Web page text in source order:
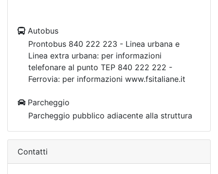
Autobus
Prontobus 840 222 223 - Linea urbana e
Linea extra urbana: per informazioni
telefonare al punto TEP 840 222 222 -
Ferrovia: per informazioni www.fsitaliane.it
Parcheggio
Parcheggio pubblico adiacente alla struttura
Contatti